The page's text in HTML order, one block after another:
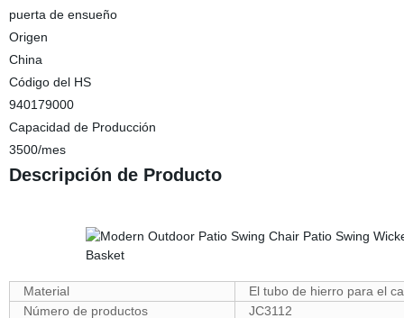
puerta de ensueño
Origen
China
Código del HS
940179000
Capacidad de Producción
3500/mes
Descripción de Producto
Material
El tubo de hierro para el
Número de productos
JC3112